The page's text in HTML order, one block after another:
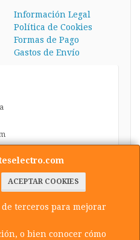
ACEPTAR COOKIES
terceros para mejorar
o bien conocer cómo
Información Legal
Política de Cookies
Formas de Pago
Gastos de Envío
17:00-20:30 / Sábados: